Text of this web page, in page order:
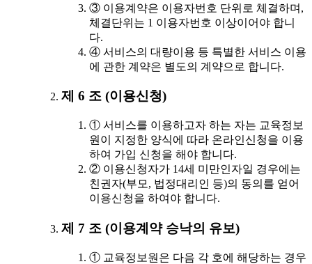
③ 이용계약은 이용자번호 단위로 체결하며,
체결단위는 1 이용자번호 이상이어야 합니
다.
④ 서비스의 대량이용 등 특별한 서비스 이용
에 관한 계약은 별도의 계약으로 합니다.
제 6 조 (이용신청)
① 서비스를 이용하고자 하는 자는 교육정보
원이 지정한 양식에 따라 온라인신청을 이용
하여 가입 신청을 해야 합니다.
② 이용신청자가 14세 미만인자일 경우에는
친권자(부모, 법정대리인 등)의 동의를 얻어
이용신청을 하여야 합니다.
제 7 조 (이용계약 승낙의 유보)
① 교육정보원은 다음 각 호에 해당하는 경우